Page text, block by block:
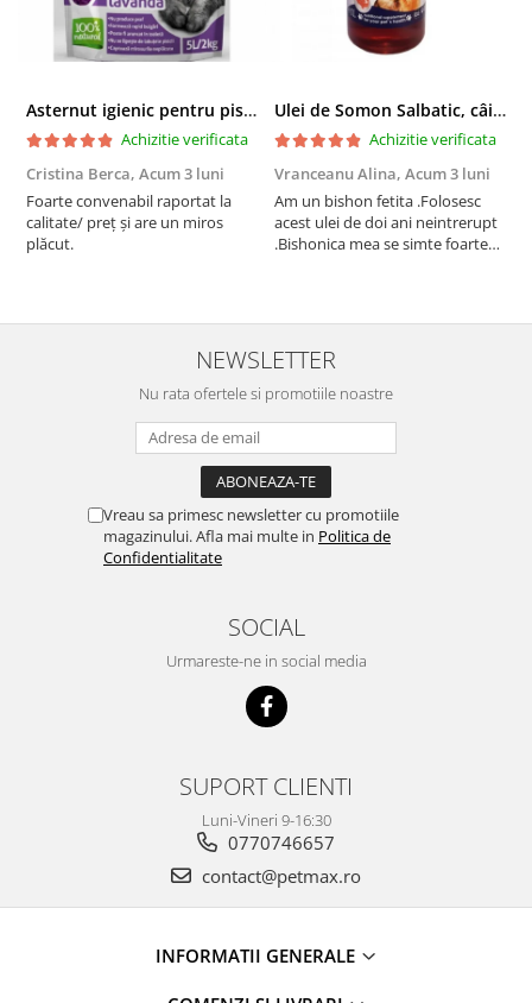
Asternut igienic pentru pisici Tofu Lavanda, Mon Petit 5 l
Achizitie verificata
Cristina Berca, Acum 3 luni
Foarte convenabil raportat la
calitate/ preț și are un miros
plăcut.
Ulei de Somon Salbatic, câini și pisici, piele si blană, BEST4PETS, 1l
Achizitie verificata
Vranceanu Alina, Acum 3 luni
Am un bishon fetita .Folosesc
acest ulei de doi ani neintrerupt
.Bishonica mea se simte foarte
recomand cu mult drag !
NEWSLETTER
Nu rata ofertele si promotiile noastre
Vreau sa primesc newsletter cu promotiile
magazinului. Afla mai multe in Politica de
Confidentialitate
SOCIAL
Urmareste-ne in social media
SUPORT CLIENTI
Luni-Vineri 9-16:30
0770746657
contact@petmax.ro
INFORMATII GENERALE